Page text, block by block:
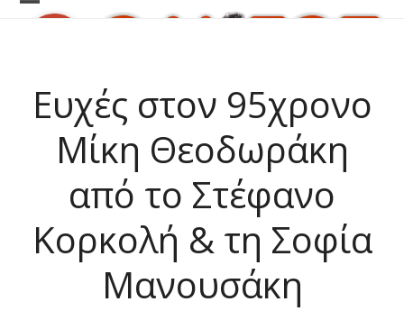
Skip
Open
Close
Ευχές στον 95χρονο
Μίκη Θεοδωράκη
από το Στέφανο
Κορκολή & τη Σοφία
Μανουσάκη